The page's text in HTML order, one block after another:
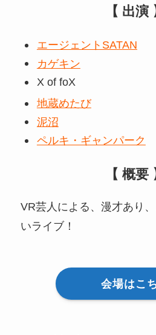
【 出演
エージェントSATAN
カゲキン
X of foX
地蔵めたび
泥沼
ペルキ・ギャンパーク
【 概要
VR芸人による、漫才あり
いライブ！
会場はこ